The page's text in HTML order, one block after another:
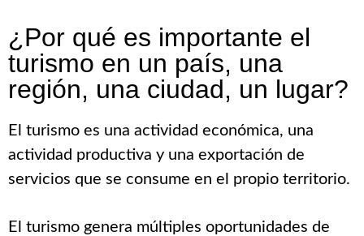
¿Por qué es importante el
turismo en un país, una
región, una ciudad, un lugar?
El turismo es una actividad económica, una
actividad productiva y una exportación de
servicios que se consume en el propio territorio.
El turismo genera múltiples oportunidades de